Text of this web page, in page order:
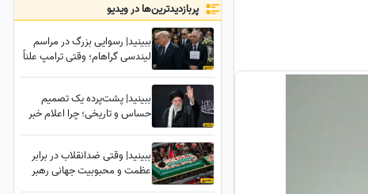
پربازدید‌ترین‌ها در ویدیو
ببینید| رسوایی بزرگ در مراسم
لیندسی گراهام؛ وقتی ترامپ علناً
ببینید| پشت‌پرده یک تصمیم
حساس و تاریخی؛ چرا اعلام خبر
ببینید| وقتی ضدانقلاب در برابر
عظمت و محبوبیت جهانی رهبر